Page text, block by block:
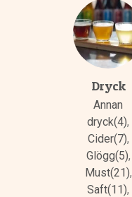
Dryck
Annan
dryck(4),
Cider(7),
Glögg(5),
Must(21),
Saft(11),